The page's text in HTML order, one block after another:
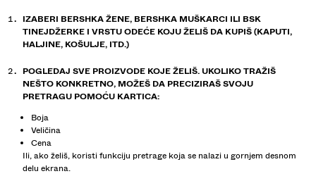
IZABERI BERSHKA ŽENE, BERSHKA MUŠKARCI ILI BSK
TINEJDŽERKE I VRSTU ODEĆE KOJU ŽELIŠ DA KUPIŠ (KAPUTI,
HALJINE, KOŠULJE, ITD.)
POGLEDAJ SVE PROIZVODE KOJE ŽELIŠ. UKOLIKO TRAŽIŠ
NEŠTO KONKRETNO, MOŽEŠ DA PRECIZIRAŠ SVOJU
PRETRAGU POMOĆU KARTICA:
Boja
Veličina
Cena
Ili, ako želiš, koristi funkciju pretrage koja se nalazi u gornjem desnom
delu ekrana.